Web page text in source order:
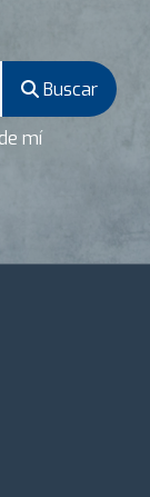
Buscar
mí